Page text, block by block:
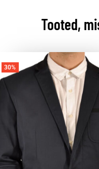
Tooted,
30%